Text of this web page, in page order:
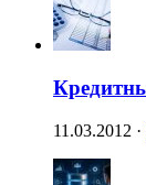
11.03.2012 ·